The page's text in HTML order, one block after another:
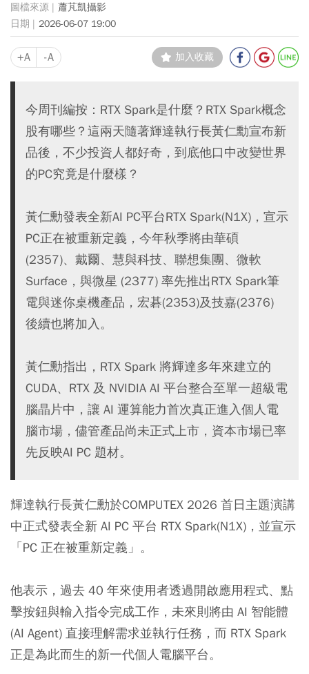
蕭芃凱攝影
2026-06-07 19:00
+A -A 加入收藏
今周刊編按：RTX Spark是什麼？RTX Spark概念
股有哪些？這兩天隨著輝達執行長黃仁勳宣布新
品後，不少投資人都好奇，到底他口中改變世界
的PC究竟是什麼樣？
黃仁勳發表全新AI PC平台RTX Spark(N1X)，宣示
PC正在被重新定義，今年秋季將由華碩
(2357)、戴爾、慧與科技、聯想集團、微軟
Surface，與微星 (2377) 率先推出RTX Spark筆
電與迷你桌機產品，宏碁(2353)及技嘉(2376)
後續也將加入。
黃仁勳指出，RTX Spark 將輝達多年來建立的
CUDA、RTX 及 NVIDIA AI 平台整合至單一超級電
腦晶片中，讓 AI 運算能力首次真正進入個人電
腦市場，儘管產品尚未正式上市，資本市場已率
先反映AI PC 題材。
輝達執行長黃仁勳於COMPUTEX 2026 首日主題演講
中正式發表全新 AI PC 平台 RTX Spark(N1X)，並宣示
「PC 正在被重新定義」。
他表示，過去 40 年來使用者透過開啟應用程式、點
擊按鈕與輸入指令完成工作，未來則將由 AI 智能體
(AI Agent) 直接理解需求並執行任務，而 RTX Spark
正是為此而生的新一代個人電腦平台。